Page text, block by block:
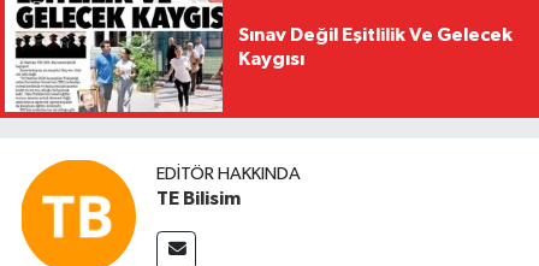
Sınav Değil Eşitlilik Ve Gelecek
Kaygısı
EDITÖR HAKKINDA
TE Bilisim